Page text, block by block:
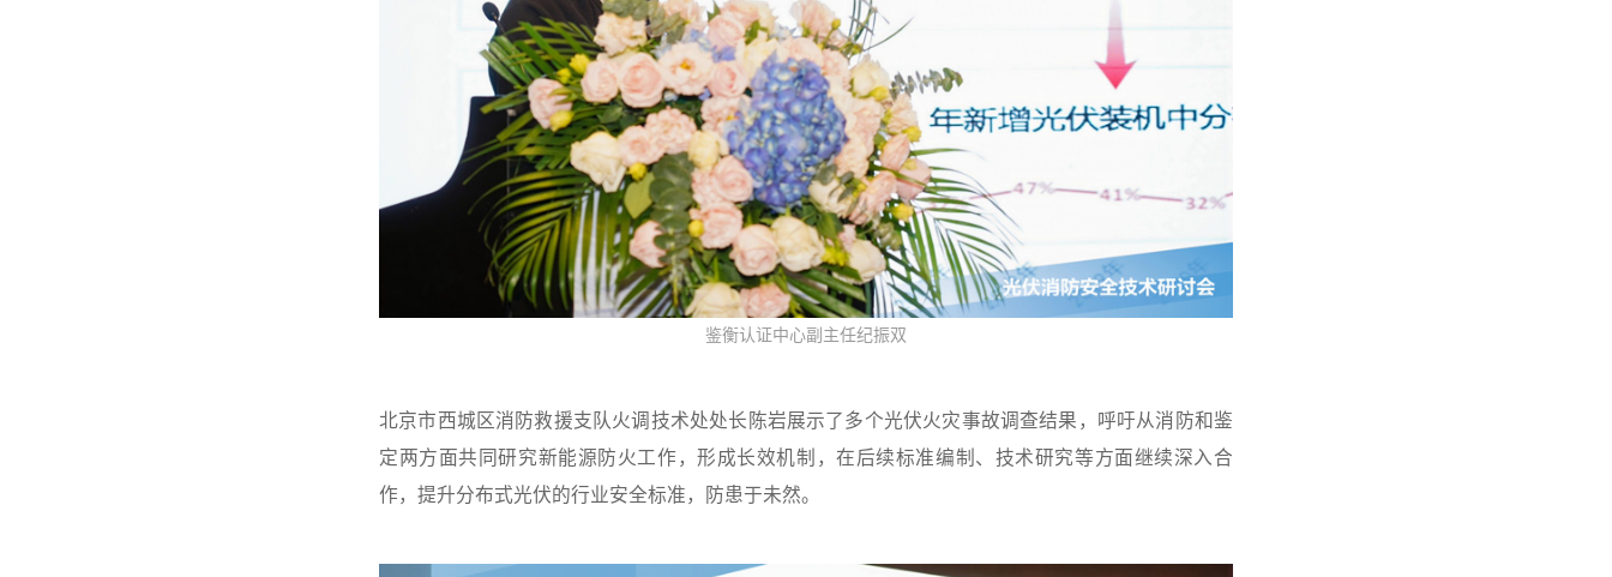
鉴衡认证中心副主任纪振双
北京市西城区消防救援支队火调技术处处长陈岩展示了多个光伏火灾事故调查结果，呼吁从消防和鉴
定两方面共同研究新能源防火工作，形成长效机制，在后续标准编制、技术研究等方面继续深入合
作，提升分布式光伏的行业安全标准，防患于未然。